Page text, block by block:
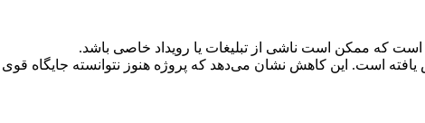
است که ممکن است ناشی از تبلیغات یا رویداد خاصی باشد.
است. این کاهش نشان می‌دهد که پروژه هنوز نتوانسته جایگاه